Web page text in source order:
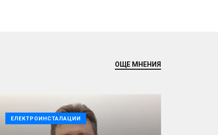
ОЩЕ МНЕНИЯ
ЕЛЕКТРОИНСТАЛАЦИИ